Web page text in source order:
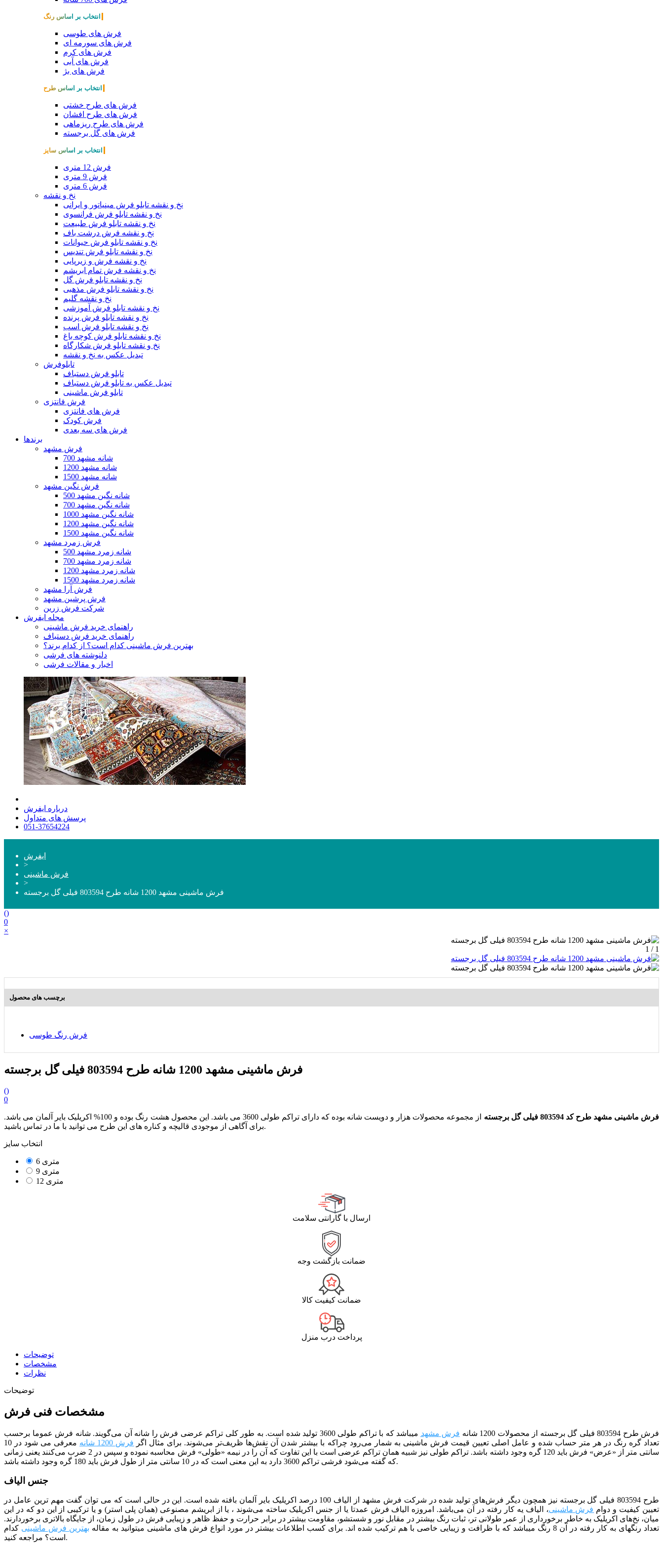
انتخاب بر اساس رنگ
فرش های طوسی
فرش های سورمه ای
فرش های کرم
فرش های آبی
فرش های بژ
انتخاب بر اساس طرح
فرش های طرح خشتی
فرش های طرح افشان
فرش های طرح ریزماهی
فرش های گل برجسته
انتخاب بر اساس سایز
فرش 12 متری
فرش 9 متری
فرش 6 متری
نخ و نقشه
نخ و نقشه تابلو فرش مینیاتور و ایرانی
نخ و نقشه تابلو فرش فرانسوی
نخ و نقشه تابلو فرش طبیعت
نخ و نقشه فرش درشت باف
نخ و نقشه تابلو فرش حیوانات
نخ و نقشه تابلو فرش تندیس
نخ و نقشه فرش و زیرپایی
نخ و نقشه فرش تمام ابریشم
نخ و نقشه تابلو فرش گل
نخ و نقشه تابلو فرش مذهبی
نخ و نقشه گلیم
نخ و نقشه تابلو فرش آموزشی
نخ و نقشه تابلو فرش پرنده
نخ و نقشه تابلو فرش اسب
نخ و نقشه تابلو فرش کوچه باغ
نخ و نقشه تابلو فرش شکارگاه
تبدیل عکس به نخ و نقشه
تابلوفرش
تابلو فرش دستباف
تبدیل عکس به تابلو فرش دستباف
تابلو فرش ماشینی
فرش فانتزی
فرش های فانتزی
فرش کودک
فرش های سه بعدی
برندها
فرش مشهد
700 شانه مشهد
1200 شانه مشهد
1500 شانه مشهد
فرش نگین مشهد
500 شانه نگین مشهد
700 شانه نگین مشهد
1000 شانه نگین مشهد
1200 شانه نگین مشهد
1500 شانه نگین مشهد
فرش زمرد مشهد
500 شانه زمرد مشهد
700 شانه زمرد مشهد
1200 شانه زمرد مشهد
1500 شانه زمرد مشهد
فرش آرا مشهد
فرش پرشین مشهد
شرکت فرش زرین
مجله ایفرش
راهنمای خرید فرش ماشینی
راهنمای خرید فرش دستباف
بهترین فرش ماشینی کدام است؟ از کدام برند؟
دلنوشته های فرشی
اخبار و مقالات فرشی
درباره ایفرش
پرسش های متداول
051-37654224
ایفرش
>
فرش ماشینی
>
فرش ماشینی مشهد 1200 شانه طرح 803594 فیلی گل برجسته
()
0
×
1 / 1
برچسب های محصول
فرش رنگ طوسی
فرش ماشینی مشهد 1200 شانه طرح 803594 فیلی گل برجسته
()
0
فرش ماشینی مشهد طرح کد 803594 فیلی گل برجسته
از مجموعه محصولات هزار و دویست شانه بوده که دارای تراکم طولی 3600 می باشد. این محصول هشت رنگ بوده و 100% اکریلیک بایر آلمان می باشد.
برای آگاهی از موجودی قالیچه و کناره های این طرح می توانید با ما در تماس باشید.
انتخاب سایز
6 متری
9 متری
12 متری
ارسال با گارانتی سلامت
ضمانت بازگشت وجه
ضمانت کیفیت کالا
پرداخت درب منزل
توضیحات
مشخصات
نظرات
توضیحات
مشخصات فنی فرش
فرش طرح 803594 فیلی گل برجسته از محصولات 1200 شانه فرش مشهد می­باشد که با تراکم طولی 3600 تولید شده است.
به طور کلی تراکم عرضی فرش را شانه آن می‌گویند. شانه فرش عموما برحسب
تعداد گره رنگ در هر متر حساب شده و عامل اصلی تعیین قیمت فرش ماشینی به شمار می‌رود چراکه با بیشتر شدن آن نقش‌ها ظریف‌تر می‌شوند. برای مثال اگر فرش 1200 شانه
معرفی می شود در 10
سانتی متر از «عرض» فرش باید 120 گره وجود داشته باشد. تراکم طولی نیز شبیه همان تراکم عرضی است با این تفاوت که آن را در نیمه «طولی» فرش محاسبه نموده و سپس در 2 ضرب می‌کنند
یعنی زمانی
که گفته می‌شود فرشی تراکم 3600 دارد به این معنی است که در 10 سانتی متر از طول فرش باید 180 گره وجود داشته باشد.
جنس الیاف
طرح 803594 فیلی گل برجسته
نیز همچون دیگر فرش‌های تولید شده در شرکت فرش مشهد از الیاف 100 درصد اکریلیک بایر آلمان بافته شده است. این در حالی است که می توان گفت مهم ترین عامل در
تعیین کیفیت و دوام فرش ماشینی، الیاف یه کار رفته در آن می‌باشد. امروزه الیاف فرش عمدتا یا از جنس اکریلیک ساخته می‌شوند ، یا از ابریشم مصنوعی (همان پلی استر) و یا ترکیبی از این دو که در این
میان، نخ‌های اکریلیک به خاطر برخورداری از عمر طولانی تر، ثبات رنگ بیشتر در مقابل نور و شستشو، مقاومت بیشتر در برابر حرارت و حفظ ظاهر و زیبایی فرش در طول زمان، از جایگاه بالاتری برخوردارند.
تعداد رنگ­­های به کار رفته در آن 8 رنگ می­باشد که با ظرافت و زیبایی خاصی با هم ترکیب شده­ اند. برای کسب اطلاعات بیشتر در مورد انواع فرش های ماشینی میتوانید به مقاله
بهترین فرش ماشینی کدام
است؟ مراجعه کنید.